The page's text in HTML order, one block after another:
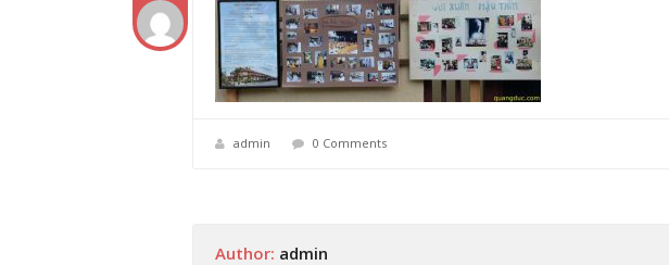
admin 0 Comments
Author: admin